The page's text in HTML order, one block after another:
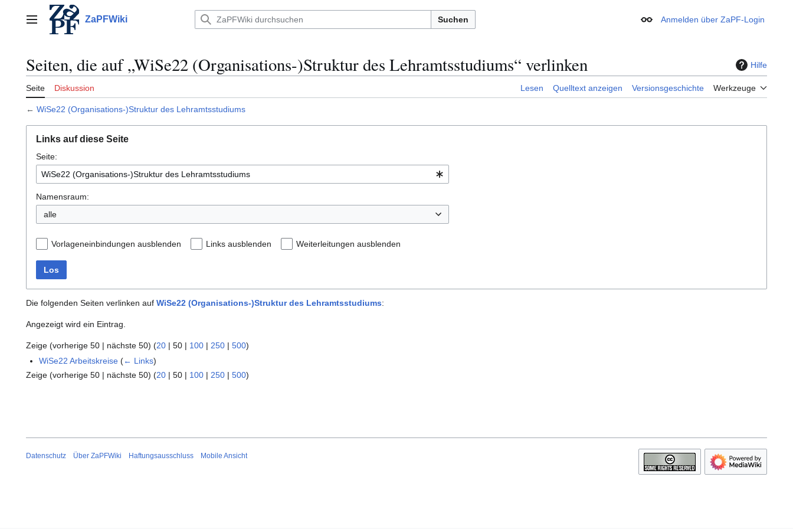
springenHauptmenü ZaPFWiki Suchen Erscheinungsbild
Anmelden über ZaPF-Login
Seiten, die auf „WiSe22 (Organisations-)Struktur des Lehramtsstudiums“ verlinken Hilfe
Seite Diskussion Lesen Quelltext anzeigen Versionsgeschichte Werkzeuge
← WiSe22 (Organisations-)Struktur des Lehramtsstudiums
Links auf diese Seite
Seite:
Namensraum:
alle
Vorlageneinbindungen ausblenden Links ausblenden Weiterleitungen ausblenden
Los
Die folgenden Seiten verlinken auf WiSe22 (Organisations-)Struktur des Lehramtsstudiums:
Angezeigt wird ein Eintrag.
Zeige (vorherige 50 | nächste 50) (20 | 50 | 100 | 250 | 500)
WiSe22 Arbeitskreise (← Links)
Zeige (vorherige 50 | nächste 50) (20 | 50 | 100 | 250 | 500)
Datenschutz Über ZaPFWiki Haftungsausschluss Mobile Ansicht